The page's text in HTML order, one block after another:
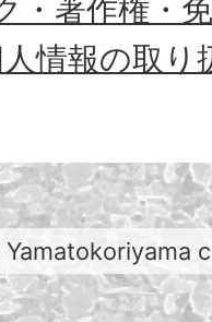
・著作権・
情報の取り